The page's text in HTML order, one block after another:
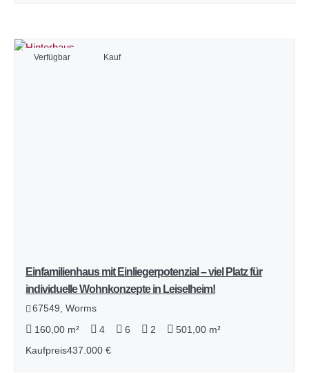
Verfügbar Kauf
Einfamilienhaus mit Einliegerpotenzial – viel Platz für
individuelle Wohnkonzepte in Leiselheim!
67549, Worms
160,00 m²
4 6 2
501,00 m²
Kaufpreis437.000 €